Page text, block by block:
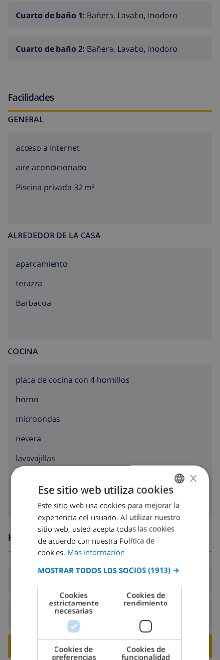
Cuarto de baño 1: Bañera, Lavabo, Inodoro
Cuarto de baño 2: Bañera, Lavabo, Inodoro
Facilidades
GENERAL
acceso a Internet
aire acondicionado
Piscina privada 32 m²
ALREDEDOR DE LA CASA
aparcamiento
terazza
barbacoa
COCINA
placa de cocina con 4 hornillos
horno
microondas
nevera
lavavajillas
Horario de llegada y salida
Salida:
RESERVE ESTE CHALÉ ›
SPANISH
DUTCH
FRENCH
GERMAN
CATALAN
ITALIAN
DANISH
×
Ese sitio web utiliza cookies
Este sitio web usa cookies para mejorar la
experiencia del usuario. Al utilizar nuestro
sitio web, usted acepta todas las cookies
de acuerdo con nuestra Política de
cookies. Más información
MOSTRAR TODOS LOS SOCIOS (1913) →
Cookies
estrictamente
necesarias
Cookies de
rendimiento
Cookies de
preferencias
Cookies de
funcionalidad